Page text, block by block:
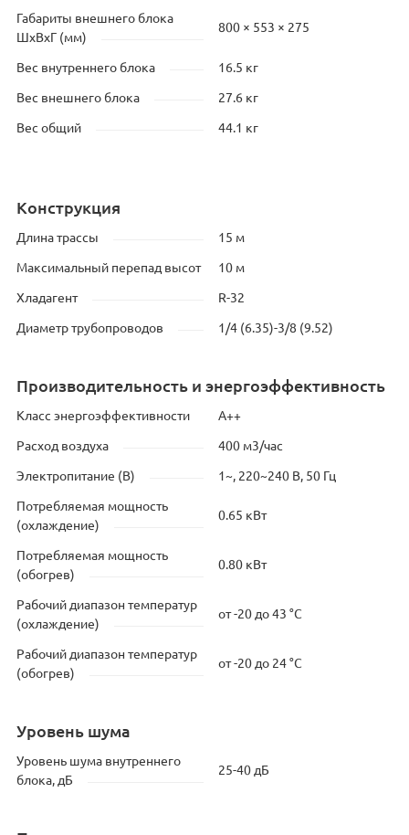
Габариты внешнего блока
ШхВхГ (мм)
800 × 553 × 275
Вес внутреннего блока 16.5 кг
Вес внешнего блока 27.6 кг
Вес общий 44.1 кг
Конструкция
Длина трассы 15 м
Максимальный перепад высот 10 м
Хладагент R-32
Диаметр трубопроводов 1/4 (6.35)-3/8 (9.52)
Производительность и энергоэффективность
Класс энергоэффективности A++
Расход воздуха 400 м3/час
Электропитание (В) 1~, 220~240 В, 50 Гц
Потребляемая мощность
(охлаждение)
0.65 кВт
Потребляемая мощность
(обогрев)
0.80 кВт
Рабочий диапазон температур
(охлаждение)
от -20 до 43 °C
Рабочий диапазон температур
(обогрев)
от -20 до 24 °C
Уровень шума
Уровень шума внутреннего
блока, дБ
25-40 дБ